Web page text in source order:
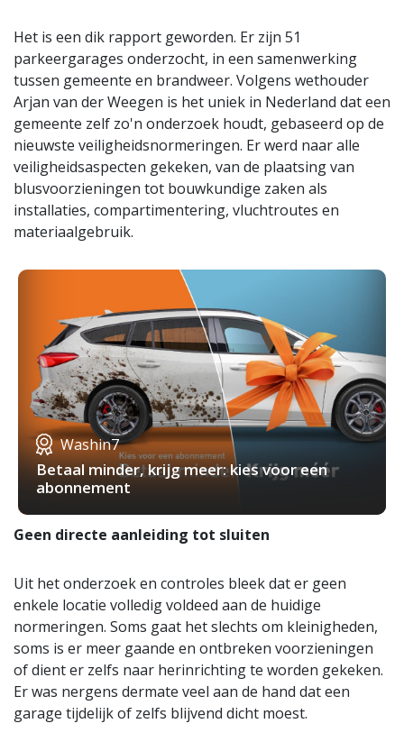
Het is een dik rapport geworden. Er zijn 51
parkeergarages onderzocht, in een samenwerking
tussen gemeente en brandweer. Volgens wethouder
Arjan van der Weegen is het uniek in Nederland dat een
gemeente zelf zo'n onderzoek houdt, gebaseerd op de
nieuwste veiligheidsnormeringen. Er werd naar alle
veiligheidsaspecten gekeken, van de plaatsing van
blusvoorzieningen tot bouwkundige zaken als
installaties, compartimentering, vluchtroutes en
materiaalgebruik.
Washin7
Betaal minder, krijg meer: kies voor een
abonnement
Geen directe aanleiding tot sluiten
Uit het onderzoek en controles bleek dat er geen
enkele locatie volledig voldeed aan de huidige
normeringen. Soms gaat het slechts om kleinigheden,
soms is er meer gaande en ontbreken voorzieningen
of dient er zelfs naar herinrichting te worden gekeken.
Er was nergens dermate veel aan de hand dat een
garage tijdelijk of zelfs blijvend dicht moest.